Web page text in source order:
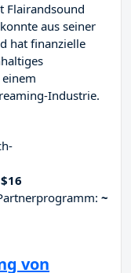
Flairandsound
aus seiner
hat finanzielle
Industrie.
~
von